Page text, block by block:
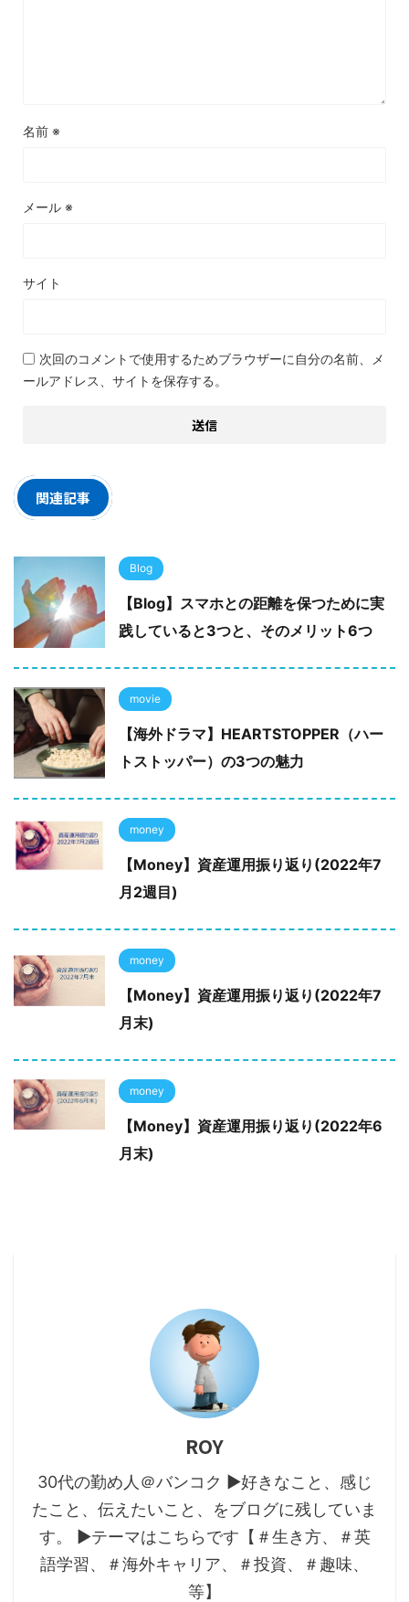
名前 ※
メール ※
サイト
次回のコメントで使用するためブラウザーに自分の名前、メ
ールアドレス、サイトを保存する。
関連記事
Blog
【Blog】スマホとの距離を保つために実
践していると3つと、そのメリット6つ
movie
【海外ドラマ】HEARTSTOPPER（ハー
トストッパー）の3つの魅力
money
【Money】資産運用振り返り(2022年7
月2週目)
money
【Money】資産運用振り返り(2022年7
月末)
money
【Money】資産運用振り返り(2022年6
月末)
ROY
30代の勤め人＠バンコク ▶好きなこと、感じ
たこと、伝えたいこと、をブログに残していま
す。 ▶テーマはこちらです【＃生き方、＃英
語学習、＃海外キャリア、＃投資、＃趣味、
等】